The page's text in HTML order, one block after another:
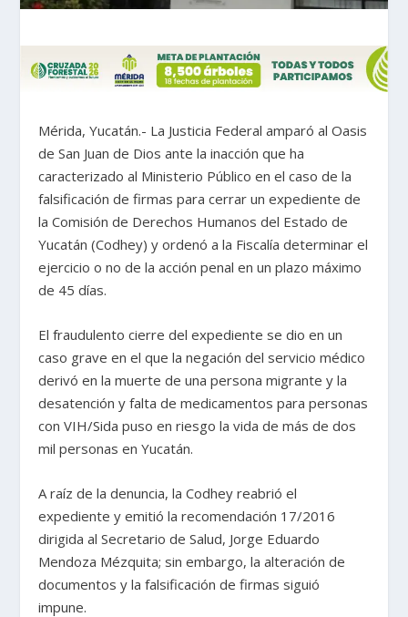
Mérida, Yucatán.- La Justicia Federal amparó al Oasis
de San Juan de Dios ante la inacción que ha
caracterizado al Ministerio Público en el caso de la
falsificación de firmas para cerrar un expediente de
la Comisión de Derechos Humanos del Estado de
Yucatán (Codhey) y ordenó a la Fiscalía determinar el
ejercicio o no de la acción penal en un plazo máximo
de 45 días.
El fraudulento cierre del expediente se dio en un
caso grave en el que la negación del servicio médico
derivó en la muerte de una persona migrante y la
desatención y falta de medicamentos para personas
con VIH/Sida puso en riesgo la vida de más de dos
mil personas en Yucatán.
A raíz de la denuncia, la Codhey reabrió el
expediente y emitió la recomendación 17/2016
dirigida al Secretario de Salud, Jorge Eduardo
Mendoza Mézquita; sin embargo, la alteración de
documentos y la falsificación de firmas siguió
impune.